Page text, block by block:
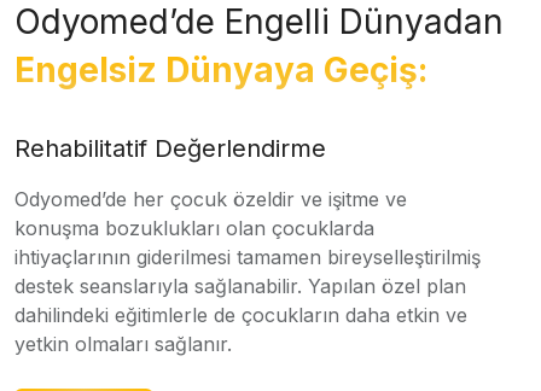
Odyomed’de Engelli Dünyadan
Engelsiz Dünyaya Geçiş:
Rehabilitatif Değerlendirme
Odyomed’de her çocuk özeldir ve işitme ve
konuşma bozuklukları olan çocuklarda
ihtiyaçlarının giderilmesi tamamen bireyselleştirilmiş
destek seanslarıyla sağlanabilir. Yapılan özel plan
dahilindeki eğitimlerle de çocukların daha etkin ve
yetkin olmaları sağlanır.